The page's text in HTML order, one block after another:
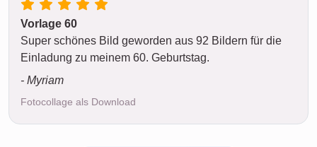
Vorlage 60
Super schönes Bild geworden aus 92 Bildern für die
Einladung zu meinem 60. Geburtstag.
- Myriam
Fotocollage als Download